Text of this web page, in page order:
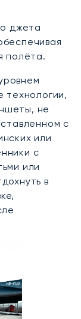
джета
полёта.
технологии,
не
с
или
с
или
в